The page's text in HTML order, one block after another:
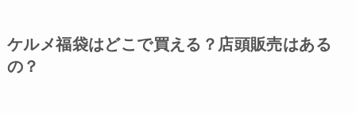
ケルメ福袋はどこで買える？店頭販売はある
の？